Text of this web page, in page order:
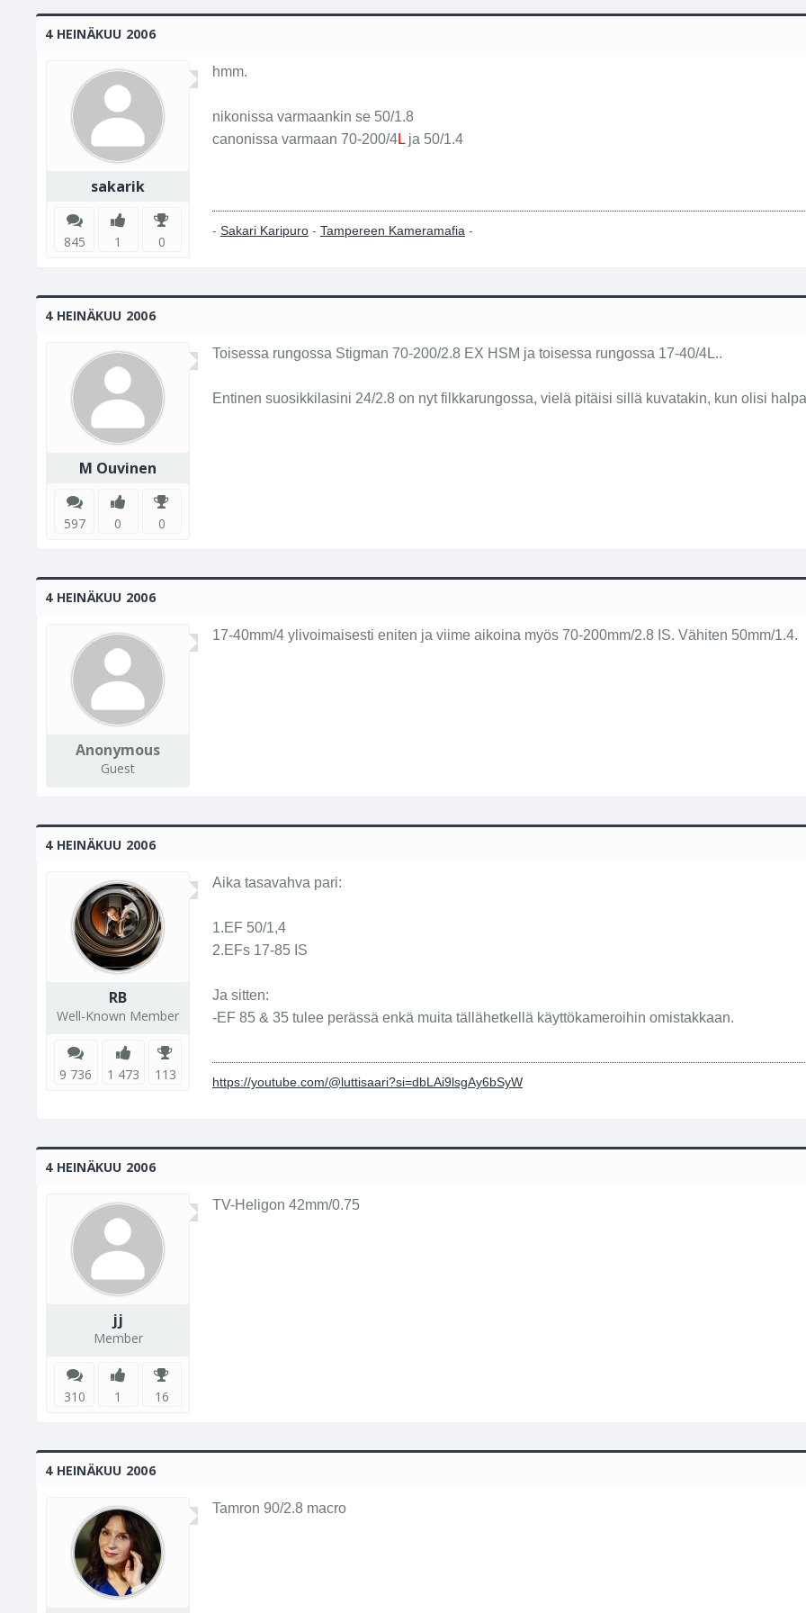
4 HEINÄKUU 2006
sakarik
845 1 0
hmm.
nikonissa varmaankin se 50/1.8
canonissa varmaan 70-200/4L ja 50/1.4
- Sakari Karipuro - Tampereen Kameramafia -
4 HEINÄKUU 2006
M Ouvinen
597 0 0
Toisessa rungossa Stigman 70-200/2.8 EX HSM ja toisessa rungossa 17-40/4L..
Entinen suosikkilasini 24/2.8 on nyt filkkarungossa, vielä pitäisi sillä kuvatakin, kun olisi
4 HEINÄKUU 2006
Anonymous
Guest
17-40mm/4 ylivoimaisesti eniten ja viime aikoina myös 70-200mm/2.8 IS. Vähiten 50mm/1.4.
4 HEINÄKUU 2006
RB
Well-Known Member
9 736 1 473 113
Aika tasavahva pari:
1.EF 50/1,4
2.EFs 17-85 IS
Ja sitten:
-EF 85 & 35 tulee perässä enkä muita tällähetkellä käyttökameroihin omistakkaan.
https://youtube.com/@luttisaari?si=dbLAi9lsgAy6bSyW
4 HEINÄKUU 2006
jj
Member
310 1 16
TV-Heligon 42mm/0.75
4 HEINÄKUU 2006
Tamron 90/2.8 macro